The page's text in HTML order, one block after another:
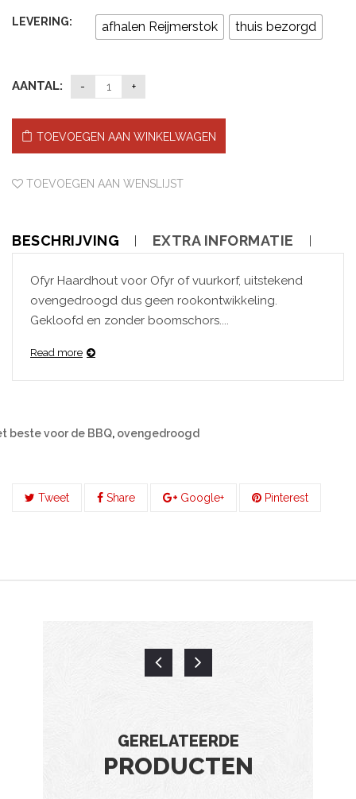
€19.99
LEVERING: afhalen Reijmerstok thuis bezorgd
AANTAL:
TOEVOEGEN AAN WINKELWAGEN
TOEVOEGEN AAN WENSLIJST
BESCHRIJVING EXTRA INFORMATIE
Ofyr Haardhout voor Ofyr of vuurkorf, uitstekend
ovengedroogd dus geen rookontwikkeling.
Gekloofd en zonder boomschors....
Read more
beste voor de BBQ, ovengedroogd
Tweet Share Google+ Pinterest
GERELATEERDE
PRODUCTEN